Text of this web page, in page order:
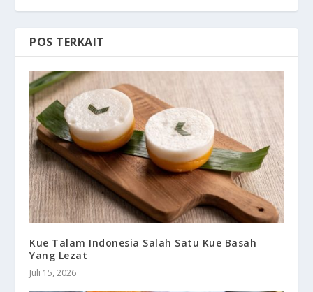
POS TERKAIT
Kue Talam Indonesia Salah Satu Kue Basah
Yang Lezat
Juli 15, 2026